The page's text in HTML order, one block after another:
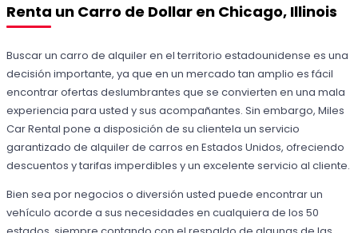
Renta un Carro de Dollar en Chicago, Illinois
Buscar un carro de alquiler en el territorio estadounidense es una
decisión importante, ya que en un mercado tan amplio es fácil
encontrar ofertas deslumbrantes que se convierten en una mala
experiencia para usted y sus acompañantes. Sin embargo, Miles
Car Rental pone a disposición de su clientela un servicio
garantizado de alquiler de carros en Estados Unidos, ofreciendo
descuentos y tarifas imperdibles y un excelente servicio al cliente.
Bien sea por negocios o diversión usted puede encontrar un
vehículo acorde a sus necesidades en cualquiera de los 50